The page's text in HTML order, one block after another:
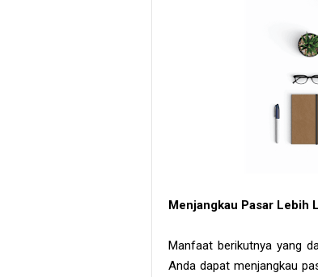
Menjangkau Pasar Lebih
Manfaat berikutnya yang
Anda dapat menjangkau